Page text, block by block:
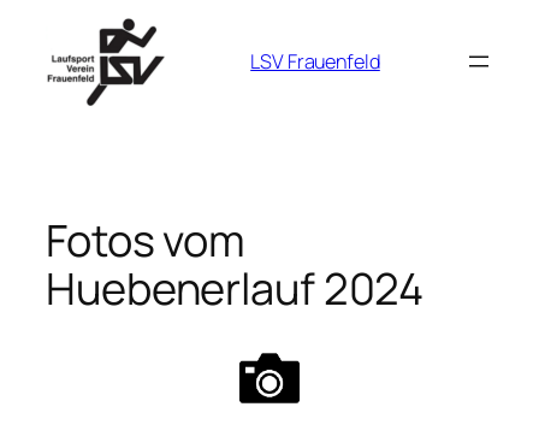
springen
LSV Frauenfeld
Fotos vom
Huebenerlauf 2024